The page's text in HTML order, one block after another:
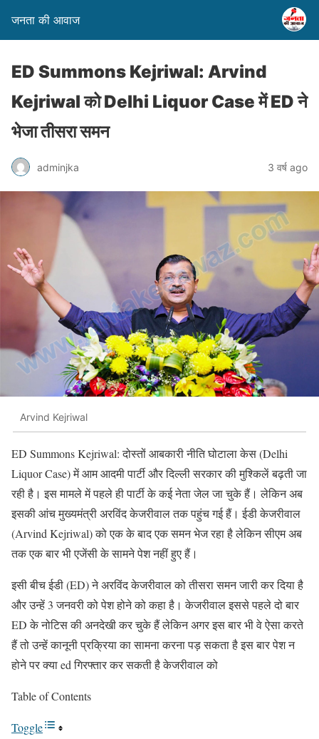
जनता की आवाज
ED Summons Kejriwal: Arvind
Kejriwal को Delhi Liquor Case में ED ने
भेजा तीसरा समन
adminjka 3 वर्ष ago
Arvind Kejriwal
ED Summons Kejriwal: दोस्तों आबकारी नीति घोटाला केस (Delhi
Liquor Case) में आम आदमी पार्टी और दिल्ली सरकार की मुश्किलें बढ़ती जा
रही है। इस मामले में पहले ही पार्टी के कई नेता जेल जा चुके हैं। लेकिन अब
इसकी आंच मुख्यमंत्री अरविंद केजरीवाल तक पहुंच गई हैं। ईडी केजरीवाल
(Arvind Kejriwal) को एक के बाद एक समन भेज रहा है लेकिन सीएम अब
तक एक बार भी एजेंसी के सामने पेश नहीं हुए हैं।
इसी बीच ईडी (ED) ने अरविंद केजरीवाल को तीसरा समन जारी कर दिया है
और उन्हें 3 जनवरी को पेश होने को कहा है। केजरीवाल इससे पहले दो बार
ED के नोटिस की अनदेखी कर चुके हैं लेकिन अगर इस बार भी वे ऐसा करते
हैं तो उन्हें कानूनी प्रक्रिया का सामना करना पड़ सकता है इस बार पेश न
होने पर क्या ed गिरफ्तार कर सकती है केजरीवाल को
Table of Contents
Toggle